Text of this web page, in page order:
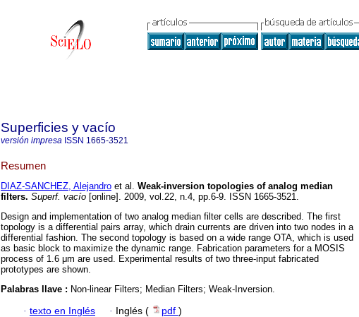
Superficies y vacío
versión impresa ISSN 1665-3521
Resumen
DIAZ-SANCHEZ, Alejandro et al. Weak-inversion topologies of analog median
filters. Superf. vacío [online]. 2009, vol.22, n.4, pp.6-9. ISSN 1665-3521.
Design and implementation of two analog median filter cells are described. The first
topology is a differential pairs array, which drain currents are driven into two nodes in a
differential fashion. The second topology is based on a wide range OTA, which is used
as basic block to maximize the dynamic range. Fabrication parameters for a MOSIS
process of 1.6 μm are used. Experimental results of two three-input fabricated
prototypes are shown.
Palabras llave : Non-linear Filters; Median Filters; Weak-Inversion.
· texto en Inglés · Inglés ( pdf )